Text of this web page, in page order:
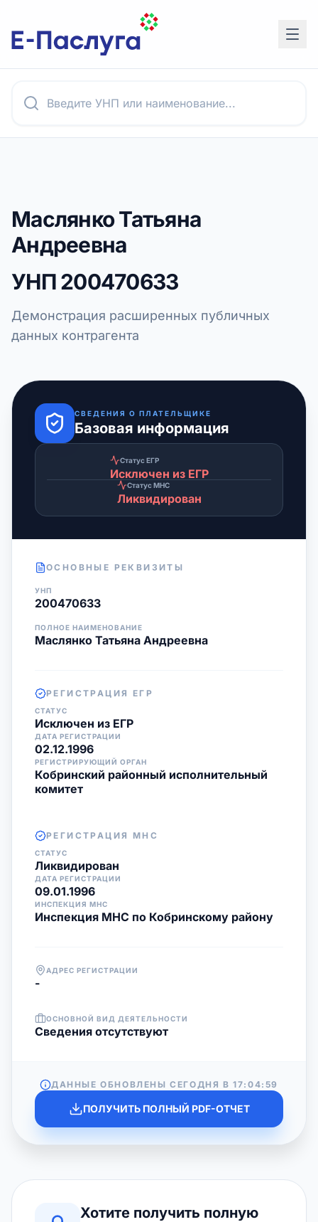
Маслянко Татьяна
Андреевна
УНП200470633
Демонстрация расширенных публичных
данных контрагента
СВЕДЕНИЯ О ПЛАТЕЛЬЩИКЕ
Базовая информация
Статус ЕГР
Исключен из ЕГР
Статус МНС
Ликвидирован
ОСНОВНЫЕ РЕКВИЗИТЫ
УНП
200470633
ПОЛНОЕ НАИМЕНОВАНИЕ
Маслянко Татьяна Андреевна
РЕГИСТРАЦИЯ ЕГР
СТАТУС
Исключен из ЕГР
ДАТА РЕГИСТРАЦИИ
02.12.1996
РЕГИСТРИРУЮЩИЙ ОРГАН
Кобринский районный исполнительный
комитет
РЕГИСТРАЦИЯ МНС
СТАТУС
Ликвидирован
ДАТА РЕГИСТРАЦИИ
09.01.1996
ИНСПЕКЦИЯ МНС
Инспекция МНС по Кобринскому району
АДРЕС РЕГИСТРАЦИИ
-
ОСНОВНОЙ ВИД ДЕЯТЕЛЬНОСТИ
Cведения отсутствуют
ДАННЫЕ ОБНОВЛЕНЫ СЕГОДНЯ В17:04:59
ПОЛУЧИТЬ ПОЛНЫЙ PDF-ОТЧЕТ
Хотите получить полную